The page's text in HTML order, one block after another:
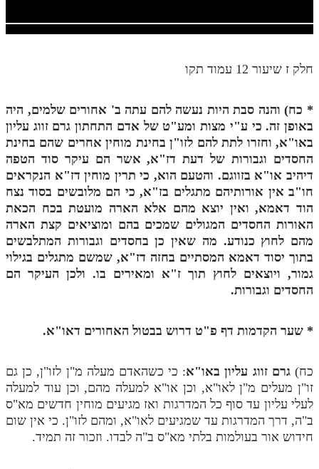
חלק יד
חלק ט"ז
בית שער הכוונות
שידור חי
הזמן סט תע"ס
מנוע חיפוש בספרים
תלמוד עשר הספירות בעיון
תלמוד עשר הספירות חלק א
תע"ס חלק ב' עיון
חלק ז שיעור 12 עמוד תקו
* כח) והנה סבת היות נעשה להם עתה ב' אחורים שלמים, היה
באופן זה. כי ע"י מצות ומע"ט של אדם התחתון גרם זווג עליון
באו"א, וחזרו לתת להם לזו"ן בחינת מוחין אחרים שהם בחינת
החסדים וגבורות של דעת דז"א, אשר הם עיקר סוד הטפה
דיהיב או"א בזווגם. והטעם הוא, כי תרין מוחין דז"א הנקראים
חו"ב אין אורותיהם מתגלים בז"א, כי הם מלובשים בסוד נצח
הוד דאמא, ואין יוצא מהם אלא הארה מועטת בכח הכאת
האורות החסדים המגולים שמכים בהם ומוציאים קצת הארה
מהם לחוץ כנודע. מה שאין כן בחסדים וגבורות המתלבשים
בתוך יסוד דאמא המסתיים בחזה דז"א, שמשם מתגלים בגילוי
גמור, ויוצאים לחוץ תוך ז"א ומאירים בו. ולכן העיקר הם
החסדים וגבורות.
* שער הקדמות דף פ"ט דרוש בבטול האחורים דאו"א.
כח)גרם זווג עליון באו"א: כי כשהאדם מעלה מ"ן לזו"ן, כן גם
זו"ן מעלים מ"ן לאו"א, וכן או"א למעלה מהם, וכן עוד למעלה
לעלי עליון עד סוף כל המדרגות ואז מגיעים מוחין חדשים מא"ס
ב"ה, דרך המדרגות עד שמגיעים לאו"א, ומהם לזו"ן. כי אין שום
חידוש אור בעולמות בלתי מא"ס ב"ה לבדו. וזכור זה תמיד.